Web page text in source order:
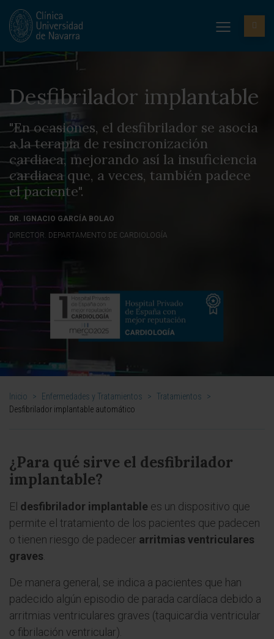
Desfibrilador implantable
"En ocasiones, el desfibrilador se asocia
a la terapia de resincronización
cardiaca, mejorando así la insuficiencia
cardiaca que, a veces, también padece
el paciente".
DR. IGNACIO GARCÍA BOLAO
DIRECTOR. DEPARTAMENTO DE CARDIOLOGÍA
Inicio > Enfermedades y Tratamientos > Tratamientos
>
Desfibrilador implantable automático
¿Para qué sirve el desfibrilador
implantable?
El desfibrilador implantable es un dispositivo que
permite el tratamiento de los pacientes que padecen
o tienen riesgo de padecer arritmias ventriculares
graves
De manera general, se indica a pacientes que han
padecido algún episodio de parada cardíaca debido a
arritmias ventriculares graves (taquicardia ventricular
o fibrilación ventricular).